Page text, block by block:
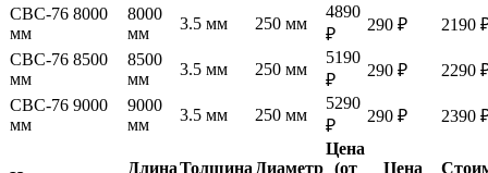
СВС-76 8000
мм
8000
мм
3.5 мм 250 мм
4890
₽
290 ₽
2190
СВС-76 8500
мм
8500
мм
3.5 мм 250 мм
5190
₽
290 ₽
2290
СВС-76 9000
мм
9000
мм
3.5 мм 250 мм
5290
₽
290 ₽ 2390
ДлинаТолщина Диаметр
Цена
(от
Цена